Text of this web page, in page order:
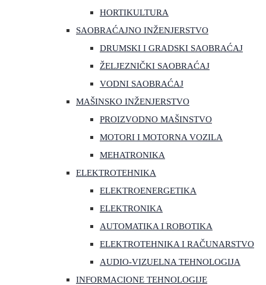
HORTIKULTURA
SAOBRAĆAJNO INŽENJERSTVO
DRUMSKI I GRADSKI SAOBRAĆAJ
ŽELJEZNIČKI SAOBRAĆAJ
VODNI SAOBRAĆAJ
MAŠINSKO INŽENJERSTVO
PROIZVODNO MAŠINSTVO
MOTORI I MOTORNA VOZILA
MEHATRONIKA
ELEKTROTEHNIKA
ELEKTROENERGETIKA
ELEKTRONIKA
AUTOMATIKA I ROBOTIKA
ELEKTROTEHNIKA I RAČUNARSTVO
AUDIO-VIZUELNA TEHNOLOGIJA
INFORMACIONE TEHNOLOGIJE